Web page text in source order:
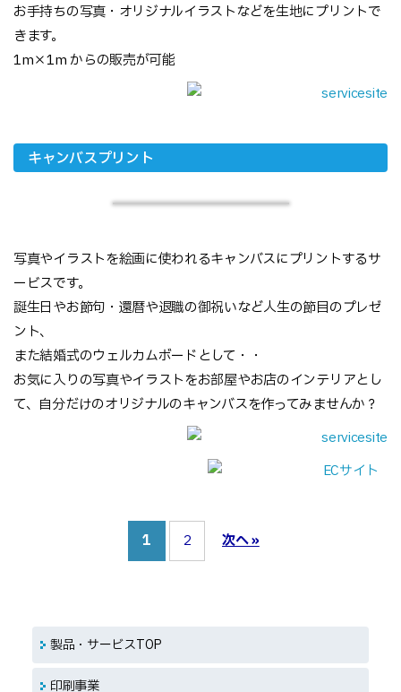
お手持ちの写真・オリジナルイラストなどを生地にプリントで
きます。
1m×1m からの販売が可能
キャンバスプリント
写真やイラストを絵画に使われるキャンバスにプリントするサ
ービスです。
誕生日やお節句・還暦や退職の御祝いなど人生の節目のプレゼ
ント、
また結婚式のウェルカムボードとして・・
お気に入りの写真やイラストをお部屋やお店のインテリアとし
て、自分だけのオリジナルのキャンバスを作ってみませんか？
1 2 次へ »
製品・サービスTOP
印刷事業